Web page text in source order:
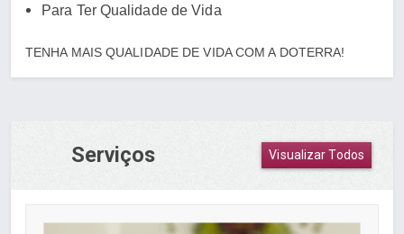
Para Ter Qualidade de Vida
TENHA MAIS QUALIDADE DE VIDA COM A DOTERRA!
Serviços Visualizar Todos